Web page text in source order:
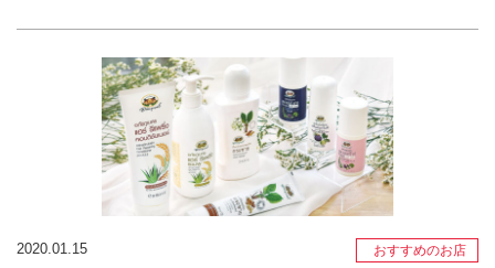
2020.01.15 おすすめのお店